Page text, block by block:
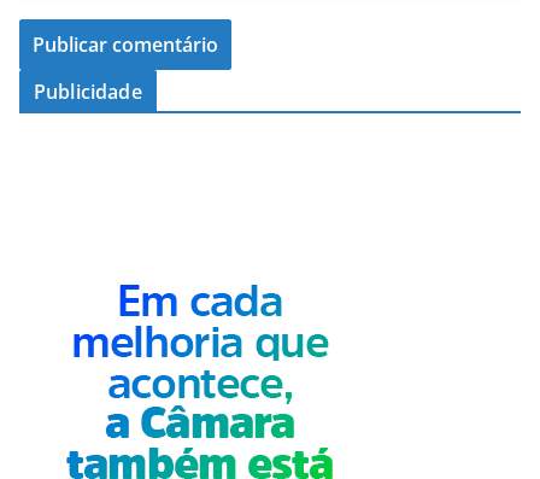
Publicidade